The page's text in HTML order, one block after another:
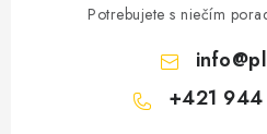
Potrebujete s niečím
info@
+421